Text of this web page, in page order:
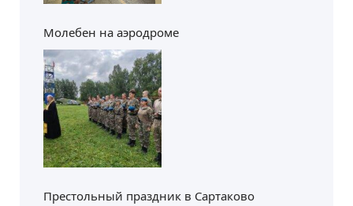
Молебен на аэродроме
Престольный праздник в Сартаково